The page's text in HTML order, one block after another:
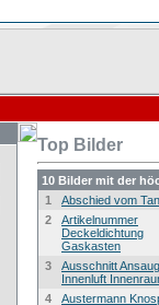
Top Bilder
10 Bilder mit der
1
Abschied vom
2
Artikelnummer
Deckeldichtung
Gaskasten
3
Ausschnitt
Innenluft
4
Austermann